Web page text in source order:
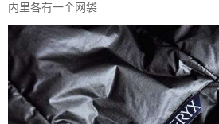
内里各有一个网袋